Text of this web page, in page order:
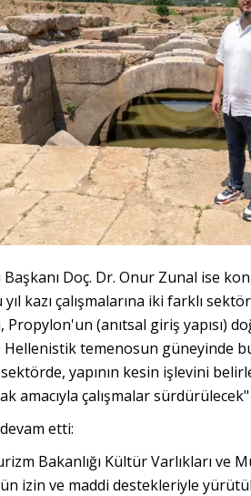
Başkanı Doç. Dr. Onur Zunal ise
kazı çalışmalarına iki farklı
Propylon'un (anıtsal giriş yapısı)
Hellenistik temenosun güneyinde
sektörde, yapının kesin işlevini
amacıyla çalışmalar sürdürülecek"
etti:
Bakanlığı Kültür Varlıkları ve
izin ve maddi destekleriyle